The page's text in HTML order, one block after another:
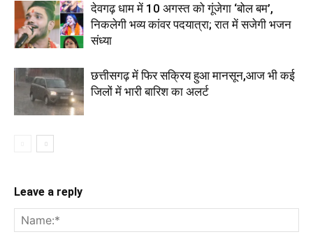
देवगढ़ धाम में 10 अगस्त को गूंजेगा ‘बोल बम’,
निकलेगी भव्य कांवर पदयात्रा; रात में सजेगी भजन
संध्या
छत्तीसगढ़ में फिर सक्रिय हुआ मानसून,आज भी कई
जिलों में भारी बारिश का अलर्ट
Leave a reply